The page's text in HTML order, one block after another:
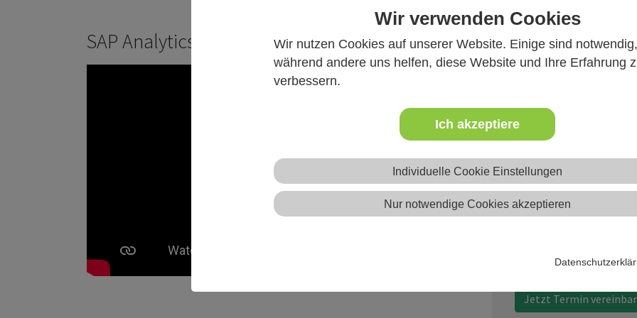
Wir verwenden Cookies
Wir nutzen Cookies auf unserer Website. Einige sind notwendig,
während andere uns helfen, diese Website und Ihre Erfahrung
verbessern.
Ich akzeptiere
Individuelle Cookie Einstellungen
Nur notwendige Cookies akzeptieren
SAP Analytics Cloud - Product Overview
Je nach Verbreitung,
sich aber auch die
erweisen die teilweise
können. Dazu gehören:
Tableau,
IBM Cognos,
Qlik,
weitere Anbieter
Lassen Sie sich zu
Berichterstellung und
Jetzt Termin